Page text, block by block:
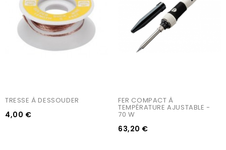
TRESSE À DESSOUDER
4,00 €
FER COMPACT À
TEMPÉRATURE AJUSTABLE -
70 W
63,20 €